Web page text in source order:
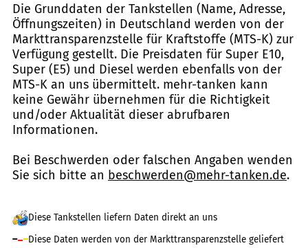
Die Grunddaten der Tankstellen (Name, Adresse,
Öffnungszeiten) in Deutschland werden von der
Markttransparenzstelle für Kraftstoffe (MTS-K) zur
Verfügung gestellt. Die Preisdaten für Super E10,
Super (E5) und Diesel werden ebenfalls von der
MTS-K an uns übermittelt. mehr-tanken kann
keine Gewähr übernehmen für die Richtigkeit
und/oder Aktualität dieser abrufbaren
Informationen.
Bei Beschwerden oder falschen Angaben wenden
Sie sich bitte an beschwerden@mehr-tanken.de.
Diese Tankstellen liefern Daten direkt an uns
Diese Daten werden von der Markttransparenzstelle geliefert